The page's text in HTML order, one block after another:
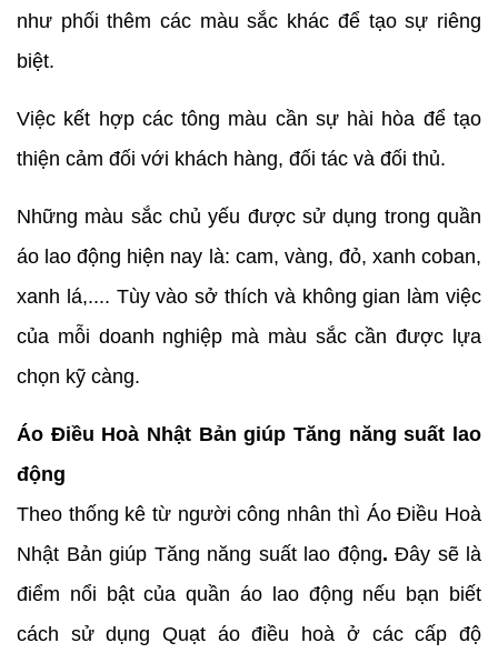
như phối thêm các màu sắc khác để tạo sự riêng
biệt.
Việc kết hợp các tông màu cần sự hài hòa để tạo
thiện cảm đối với khách hàng, đối tác và đối thủ.
Những màu sắc chủ yếu được sử dụng trong quần
áo lao động hiện nay là: cam, vàng, đỏ, xanh coban,
xanh lá,.... Tùy vào sở thích và không gian làm việc
của mỗi doanh nghiệp mà màu sắc cần được lựa
chọn kỹ càng.
Áo Điều Hoà Nhật Bản giúp Tăng năng suất lao
động
Theo thống kê từ người công nhân thì Áo Điều Hoà
Nhật Bản giúp Tăng năng suất lao động. Đây sẽ là
điểm nổi bật của quần áo lao động nếu bạn biết
cách sử dụng Quạt áo điều hoà ở các cấp độ